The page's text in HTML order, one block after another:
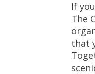
If
The
that